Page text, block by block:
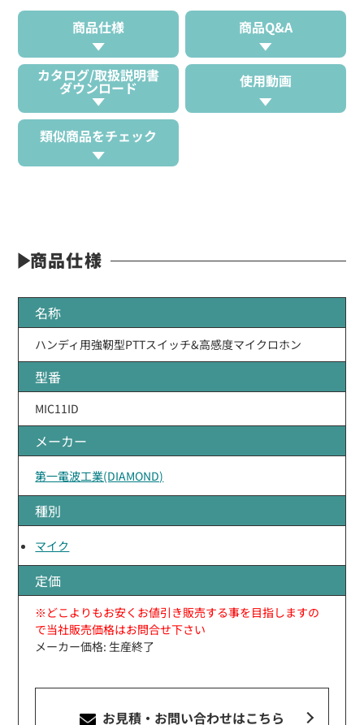
商品仕様 商品Q&A
カタログ/取扱説明書
ダウンロード 使用動画
類似商品をチェック
商品仕様
名称
ハンディ用強靭型PTTスイッチ&高感度マイクロホン
型番
MIC11ID
メーカー
第一電波工業(DIAMOND)
種別
マイク
定価
※どこよりもお安くお値引き販売する事を目指しますの
で当社販売価格はお問合せ下さい
メーカー価格: 生産終了
お見積・お問い合わせはこちら